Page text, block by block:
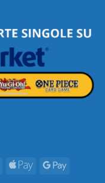
MasterCard
Apple
Google